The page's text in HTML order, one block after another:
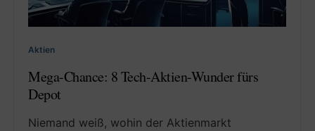
Aktien
Mega-Chance: 8 Tech-Aktien-Wunder fürs
Depot
Niemand weiß, wohin der Aktienmarkt